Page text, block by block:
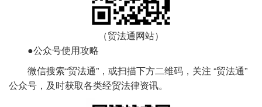
（贸法通网站）
●公众号使用攻略
微信搜索“贸法通”，或扫描下方二维码，关注 “贸法通”
公众号，及时获取各类经贸法律资讯。